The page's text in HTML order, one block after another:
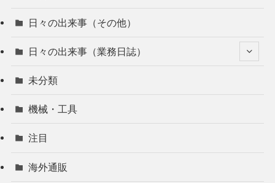
日々の出来事（その他）
日々の出来事（業務日誌）
未分類
機械・工具
注目
海外通販